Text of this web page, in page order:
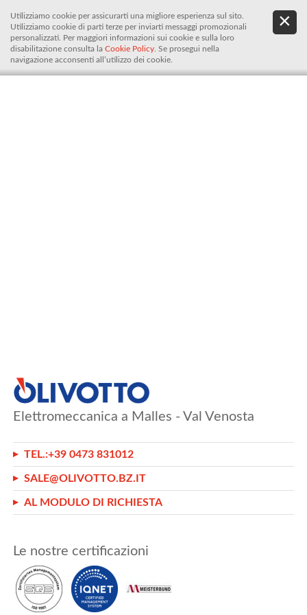
Utilizziamo cookie per assicurarti una migliore esperienza sul sito.
Utilizziamo cookie di parti terze per inviarti messaggi promozionali
personalizzati. Per maggiori informazioni sui cookie e sulla loro
disabilitazione consulta la Cookie Policy . Se prosegui nella
navigazione acconsenti all’utilizzo dei cookie.
De.It
Elettromeccanica a Malles - Val Venosta
TEL.:+39 0473 831012
SALE@OLIVOTTO.BZ.IT
AL MODULO DI RICHIESTA
Le nostre certificazioni